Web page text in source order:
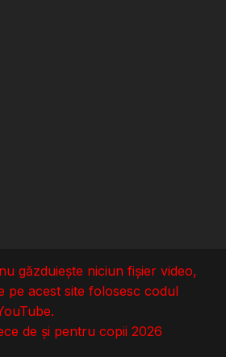
găzduieşte niciun fișier video,
pe acest site folosesc codul
de și pentru copii 2026